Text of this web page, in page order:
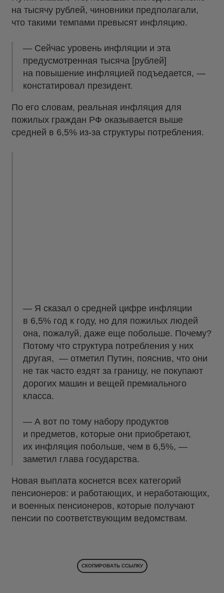
на тысячу рублей, чиновники предполагали,
что такими темпами превысят инфляцию.
— Сейчас уровень инфляции и эта
предусмотренная тысяча [рублей]
на повышение инфляцией подъедается, —
констатировал президент.
По его словам, реальная инфляция для
пожилых граждан РФ оказывается выше
средней в 6,5% из-за структуры потребления.
— Я сказал о средней цифре инфляции
в 6,5% год к году, но для пожилых людей
она, пожалуй, даже еще побольше. Почему?
Потому что структура потребления у них
другая, — отметил Путин, пояснив, что они
не так часто ездят за границу, не покупают
дорогих машин и вещей премиального
класса.
— А вот по тому набору продуктов
и предметов, которые они приобретают,
их инфляция побольше, чем в 6,5%, —
заметил глава государства.
Новая выплата коснется всех категорий
пенсионеров: и работающих, и неработающих,
и военных пенсионеров, которые получают
пенсии по соответствующим ведомствам.
СКОПИРОВАТЬ ССЫЛКУ